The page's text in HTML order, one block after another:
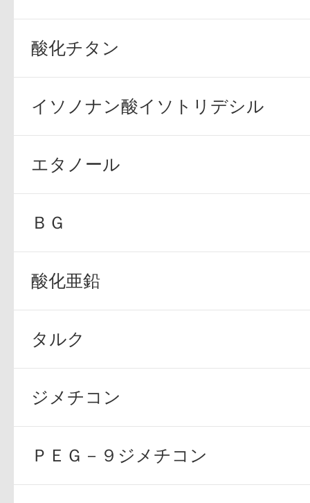
酸化チタン
イソノナン酸イソトリデシル
エタノール
ＢＧ
酸化亜鉛
タルク
ジメチコン
ＰＥＧ－９ジメチコン